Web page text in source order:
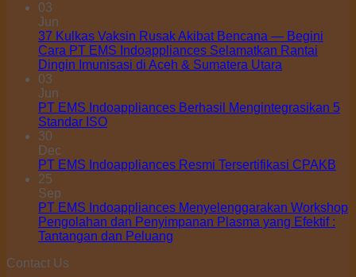
03
Jun
37 Kulkas Vaksin Rusak Akibat Bencana — Begini
Cara PT EMS Indoappliances Selamatkan Rantai
Dingin Imunisasi di Aceh & Sumatera Utara
03
Jun
PT EMS Indoappliances Berhasil Mengintegrasikan 5
Standar ISO
30
Dec
PT EMS Indoappliances Resmi Tersertifikasi CPAKB
25
Sep
PT EMS Indoappliances Menyelenggarakan Workshop
Pengolahan dan Penyimpanan Plasma yang Efektif :
Tantangan dan Peluang
Contact Us